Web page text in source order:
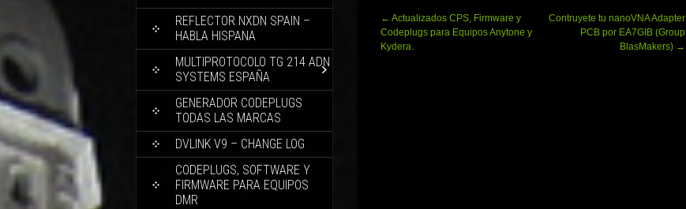
REFLECTOR NXDN SPAIN –
HABLA HISPANA
MULTIPROTOCOLO TG 214 ADN
SYSTEMS ESPAÑA
GENERADOR CODEPLUGS
TODAS LAS MARCAS
DVLINK V9 – CHANGE LOG
CODEPLUGS, SOFTWARE Y
FIRMWARE PARA EQUIPOS
DMR
Navegación
de
entradas
← Actualizados CPS, Firmware y
Codeplugs para Equipos Anytone y
Kydera.
Contruyete tu nanoVNA Adapter
PCB por EA7GIB (Group
BlasMakers) →